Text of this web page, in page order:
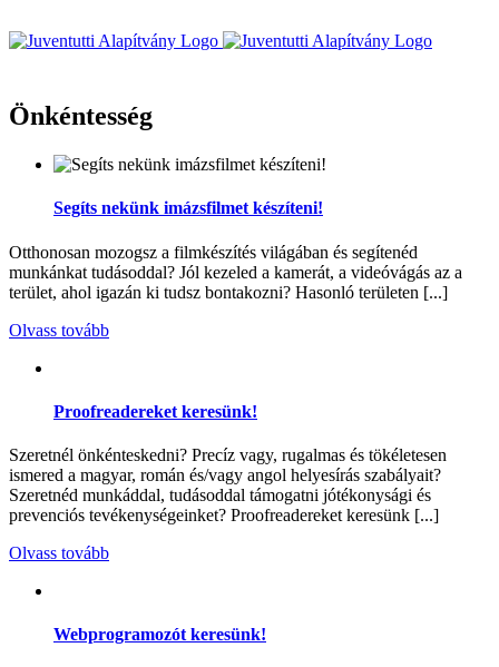
Önkéntesség
Segíts nekünk imázsfilmet készíteni!
Otthonosan mozogsz a filmkészítés világában és segítenéd
munkánkat tudásoddal? Jól kezeled a kamerát, a videóvágás az a
terület, ahol igazán ki tudsz bontakozni? Hasonló területen [...]
Olvass tovább
Proofreadereket keresünk!
Szeretnél önkénteskedni? Precíz vagy, rugalmas és tökéletesen
ismered a magyar, román és/vagy angol helyesírás szabályait?
Szeretnéd munkáddal, tudásoddal támogatni jótékonysági és
prevenciós tevékenységeinket? Proofreadereket keresünk [...]
Olvass tovább
Webprogramozót keresünk!